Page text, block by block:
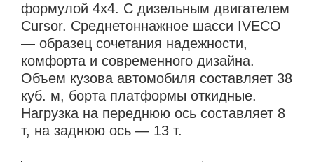
формулой 4х4. С дизельным двигателем
Cursor. Среднетоннажное шасси IVECO
— образец сочетания надежности,
комфорта и современного дизайна.
Объем кузова автомобиля составляет 38
куб. м, борта платформы откидные.
Нагрузка на переднюю ось составляет 8
т, на заднюю ось — 13 т.